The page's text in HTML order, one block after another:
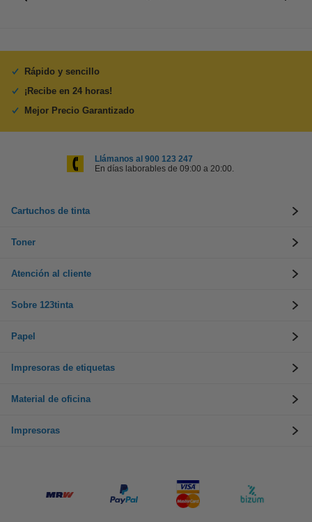
Rápido y sencillo
¡Recibe en 24 horas!
Mejor Precio Garantizado
Llámanos al 900 123 247
En días laborables de 09:00 a 20:00.
Cartuchos de tinta
Toner
Atención al cliente
Sobre 123tinta
Papel
Impresoras de etiquetas
Material de oficina
Impresoras